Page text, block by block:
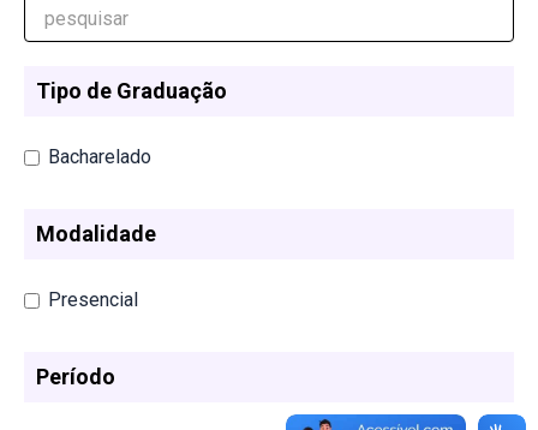
Tipo de Graduação
Bacharelado
Modalidade
Presencial
Período